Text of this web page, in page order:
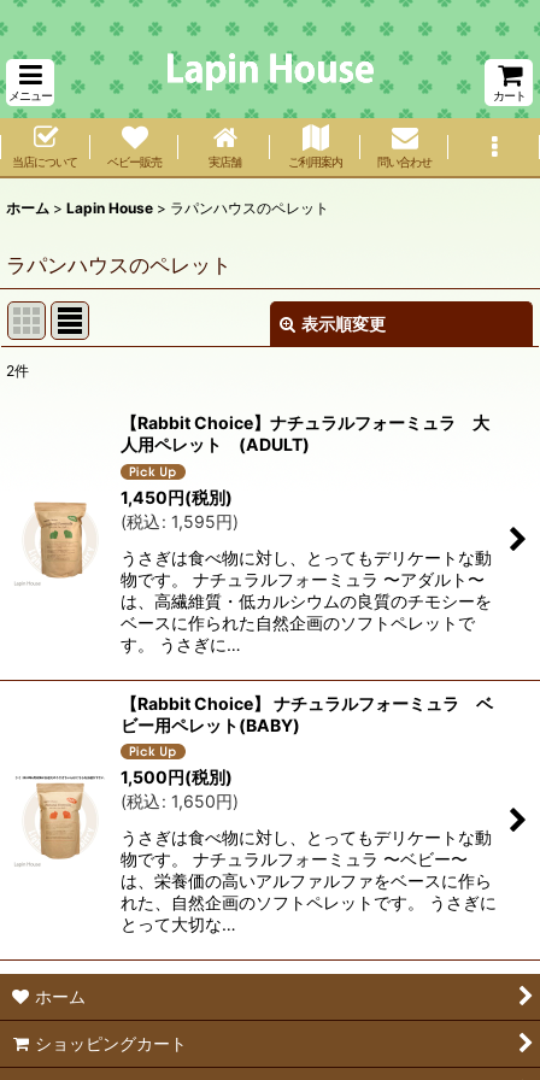
メニュー カート
当店について ベビー販売 実店舗 ご利用案内 問い合わせ
ホーム > Lapin House > ラパンハウスのペレット
ラパンハウスのペレット
表示順変更
並び順:
絞り込む
2件
【Rabbit Choice】ナチュラルフォーミュラ 大
人用ペレット (ADULT)
1,450円(税別)
(税込: 1,595円)
うさぎは食べ物に対し、とってもデリケートな動
物です。 ナチュラルフォーミュラ 〜アダルト〜
は、高繊維質・低カルシウムの良質のチモシーを
ベースに作られた自然企画のソフトペレットで
す。 うさぎに…
【Rabbit Choice】 ナチュラルフォーミュラ ベ
ビー用ペレット(BABY)
1,500円(税別)
(税込: 1,650円)
うさぎは食べ物に対し、とってもデリケートな動
物です。 ナチュラルフォーミュラ 〜ベビー〜
は、栄養価の高いアルファルファをベースに作ら
れた、自然企画のソフトペレットです。 うさぎに
とって大切な…
ホーム
ショッピングカート